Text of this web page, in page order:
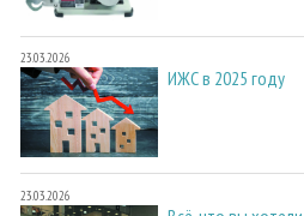
23.03.2026
ИЖС в 2025 году
23.03.2026